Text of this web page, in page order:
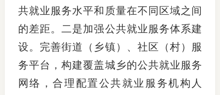
共就业服务水平和质量在不同区域之间
的差距。二是加强公共就业服务体系建
设。完善街道（乡镇）、社区（村）服
务平台，构建覆盖城乡的公共就业服务
网络，合理配置公共就业服务机构人